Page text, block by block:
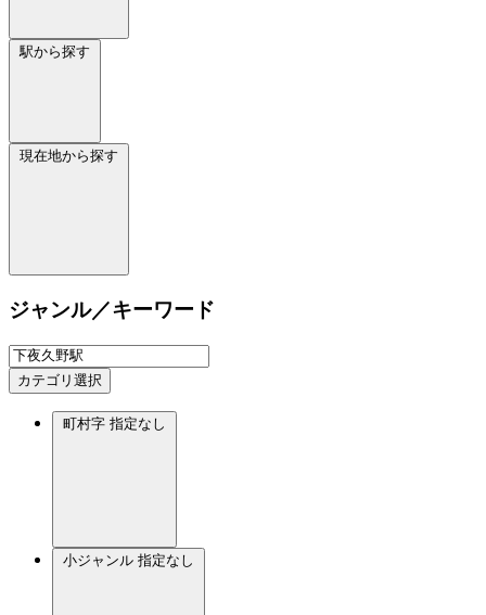
駅から探す
現在地から探す
ジャンル／キーワード
カテゴリ選択
町村字 指定なし
小ジャンル 指定なし